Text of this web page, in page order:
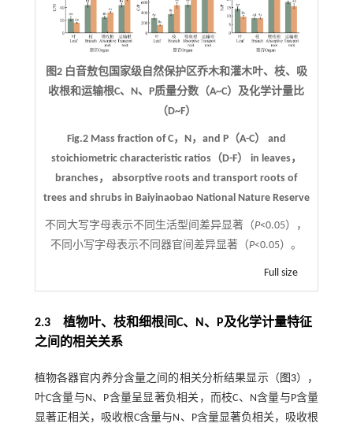
图2 白音敖包国家级自然保护区乔木和灌木叶、枝、吸
收根和运输根C、N、P质量分数（A~C）及化学计量比
（D~F）
Fig.2 Mass fraction of C，N，and P（A-C） and
stoichiometric characteristic ratios（D-F） in leaves，
branches， absorptive roots and transport roots of
trees and shrubs in Baiyinaobao National Nature Reserve
不同大写字母表示不同生活型间差异显著（P<0.05），
不同小写字母表示不同器官间差异显著（P<0.05）。
Full size
2.3植物叶、枝和细根间C、 N、 P及化学计量特征
之间的相关关系
植物各器官内养分含量之间的相关分析结果显示（ 图3），
叶C含量与N、P含量呈显著负相关，而枝C、N含量与P含量
显著正相关，吸收根C含量与N、P含量显著负相关，吸收根